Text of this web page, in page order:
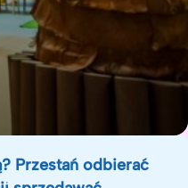
Przestań odbierać